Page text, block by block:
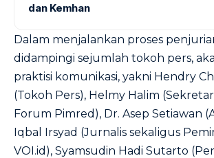
dan Kemhan
Dalam menjalankan proses
didampingi sejumlah tokoh pers,
praktisi komunikasi, yakni Hendry
(Tokoh Pers), Helmy Halim
Forum Pimred), Dr. Asep Setiawan
Iqbal Irsyad (Jurnalis sekaligus
VOI.id), Syamsudin Hadi Sutarto